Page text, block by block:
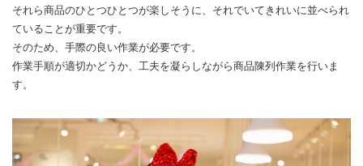
それら商品のひとつひとつが楽しそうに、それでいてきれいに並べられ
ていることが重要です。
そのため、手際の良い作業が必要です。
作業手順が適切かどうか、工夫を凝らしながら商品陳列作業を行いま
す。